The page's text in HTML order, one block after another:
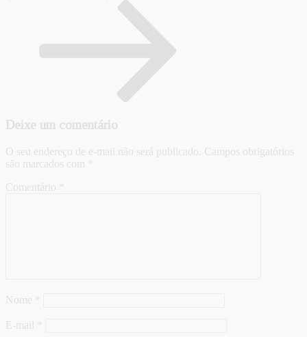
Deixe um comentário
O seu endereço de e-mail não será publicado. Campos obrigatórios
são marcados com
Comentário
Nome
E-mail